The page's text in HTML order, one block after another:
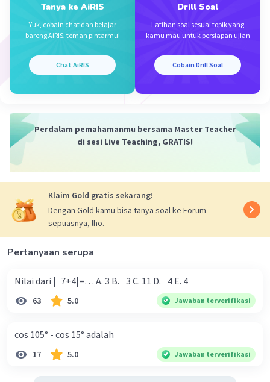
Tanya ke AiRIS
Yuk, cobain chat dan belajar
bareng AiRIS, teman pintarmu!
Chat AiRIS
Drill Soal
Latihan soal sesuai topik yang
kamu mau untuk persiapan ujian
Cobain Drill Soal
Perdalam pemahamanmu bersama Master Teacher
di sesi Live Teaching, GRATIS!
Klaim Gold gratis sekarang!
Dengan Gold kamu bisa tanya soal ke Forum
sepuasnya, lho.
Pertanyaan serupa
Nilai dari |−7+4|=… A. 3 B. −3 C. 11 D. −4 E. 4
63 5.0 Jawaban terverifikasi
cos 105° - cos 15° adalah
17 5.0 Jawaban terverifikasi